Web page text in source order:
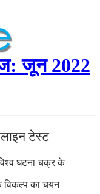
जून 2022
टेस्ट
घटना चक्र के
विकल्प का चयन